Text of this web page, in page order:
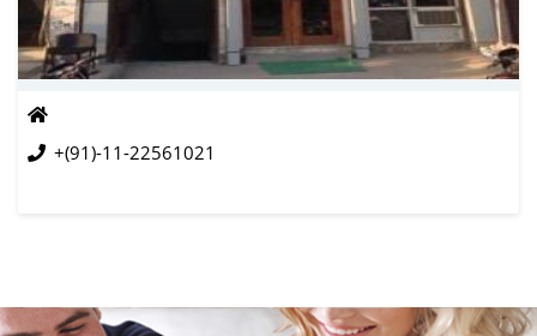
+(91)-11-22561021